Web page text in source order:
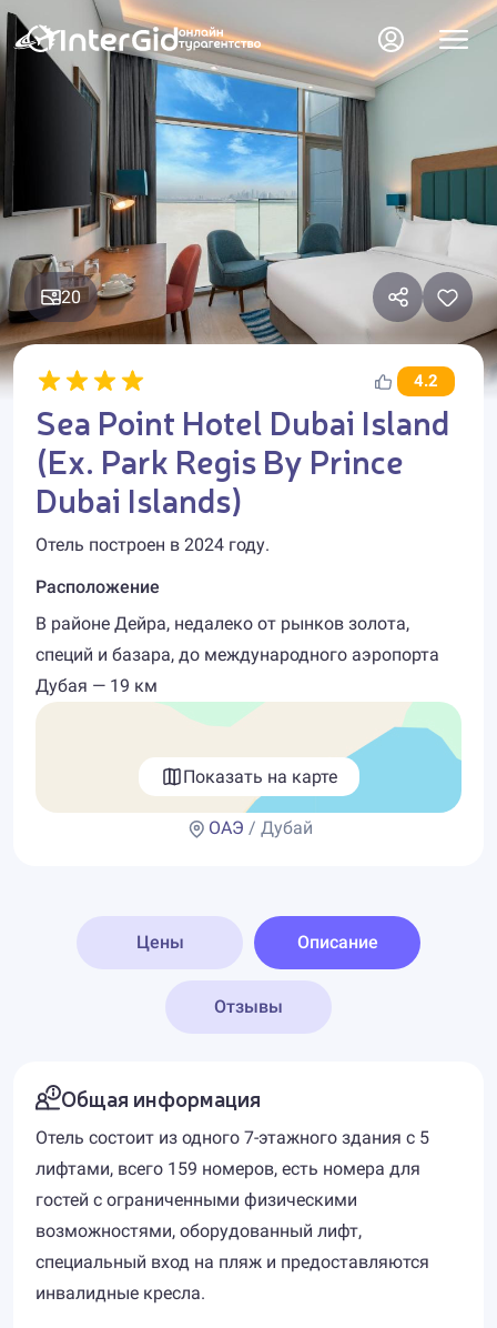
20
4.2
Sea Point Hotel Dubai Island
(Ex. Park Regis By Prince
Dubai Islands)
Отель построен в 2024 году.
Расположение
В районе Дейра, недалеко от рынков золота,
специй и базара, до международного аэропорта
Дубая — 19 км
Показать на карте
ОАЭ / Дубай
Цены Описание
Отзывы
Общая информация
Отель состоит из одного 7-этажного здания с 5
лифтами, всего 159 номеров, есть номера для
гостей с ограниченными физическими
возможностями, оборудованный лифт,
специальный вход на пляж и предоставляются
инвалидные кресла.